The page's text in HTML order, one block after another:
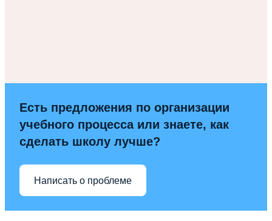
Есть предложения по организации
учебного процесса или знаете, как
сделать школу лучше?
Написать о проблеме